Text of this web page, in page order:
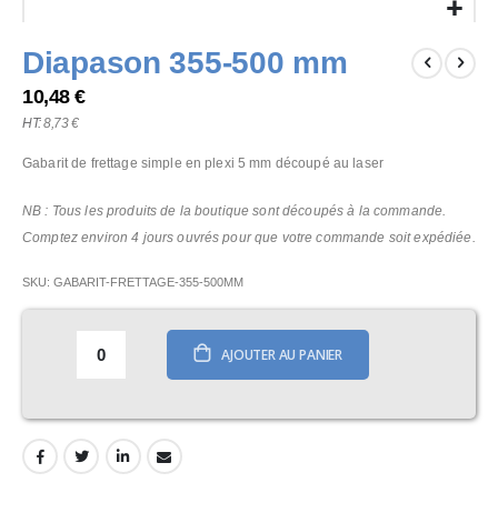
to
beginning
of
images
Diapason 355-500 mm
10,48 €
8,73 €
Gabarit de frettage simple en plexi 5 mm découpé au laser
NB : Tous les produits de la boutique sont découpés à la commande.
Comptez environ 4 jours ouvrés pour que votre commande soit expédiée.
SKU GABARIT-FRETTAGE-355-500MM
AJOUTER AU PANIER